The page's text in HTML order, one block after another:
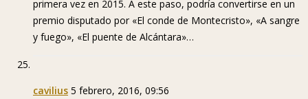
primera vez en 2015. A este paso, podría convertirse en un
premio disputado por «El conde de Montecristo», «A sangre
y fuego», «El puente de Alcántara»…
cavilius 5 febrero, 2016, 09:56